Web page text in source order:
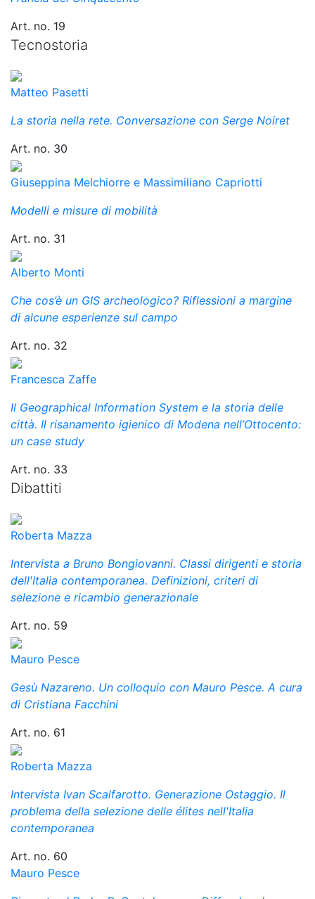
Art. no. 19
Tecnostoria
Matteo Pasetti
La storia nella rete. Conversazione con Serge Noiret
Art. no. 30
Giuseppina Melchiorre e Massimiliano Capriotti
Modelli e misure di mobilità
Art. no. 31
Alberto Monti
Che cos’è un GIS archeologico? Riflessioni a margine
di alcune esperienze sul campo
Art. no. 32
Francesca Zaffe
Il Geographical Information System e la storia delle
città. Il risanamento igienico di Modena nell’Ottocento:
un case study
Art. no. 33
Dibattiti
Roberta Mazza
Intervista a Bruno Bongiovanni. Classi dirigenti e storia
dell'Italia contemporanea. Definizioni, criteri di
selezione e ricambio generazionale
Art. no. 59
Mauro Pesce
Gesù Nazareno. Un colloquio con Mauro Pesce. A cura
di Cristiana Facchini
Art. no. 61
Roberta Mazza
Intervista Ivan Scalfarotto. Generazione Ostaggio. Il
problema della selezione delle élites nell'Italia
contemporanea
Art. no. 60
Mauro Pesce